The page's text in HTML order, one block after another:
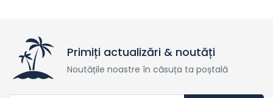
Primiți actualizări & noutăți
Noutățile noastre în căsuța ta poștală